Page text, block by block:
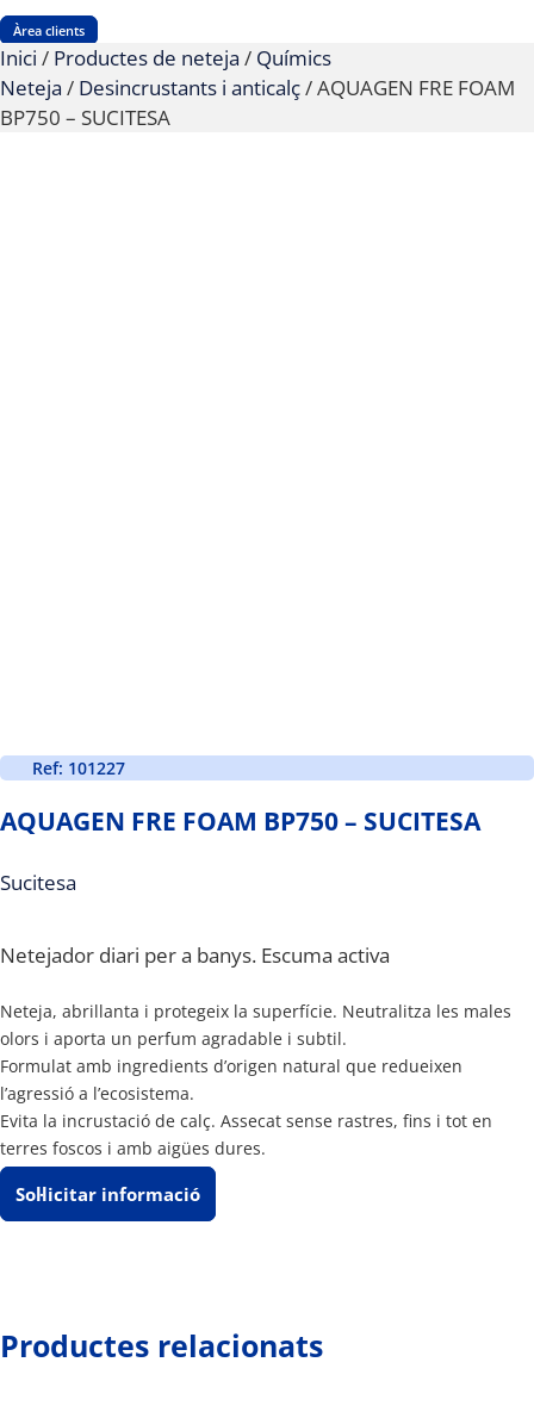
Àrea clients
Inici / Productes de neteja / Químics
Neteja / Desincrustants i anticalç/ AQUAGEN FRE FOAM
BP750 – SUCITESA
Ref: 101227
AQUAGEN FRE FOAM BP750 – SUCITESA
Sucitesa
Netejador diari per a banys. Escuma activa
Neteja, abrillanta i protegeix la superfície. Neutralitza les males
olors i aporta un perfum agradable i subtil.
Formulat amb ingredients d’origen natural que redueixen
l’agressió a l’ecosistema.
Evita la incrustació de calç. Assecat sense rastres, fins i tot en
terres foscos i amb aigües dures.
Sol·licitar informació
Productes relacionats